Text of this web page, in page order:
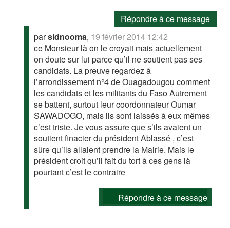
Répondre à ce message
parsidnooma, 19 février 2014 12:42
ce Monsieur là on le croyait mais actuellement
on doute sur lui parce qu’il ne soutient pas ses
candidats. La preuve regardez à
l’arrondissement n°4 de Ouagadougou comment
les candidats et les militants du Faso Autrement
se battent, surtout leur coordonnateur Oumar
SAWADOGO, mais ils sont laissés à eux mêmes
c’est triste. Je vous assure que s’ils avaient un
soutient finacier du président Ablassé , c’est
sûre qu’ils allaient prendre la Mairie. Mais le
président croit qu’il fait du tort à ces gens là
pourtant c’est le contraire
Répondre à ce message